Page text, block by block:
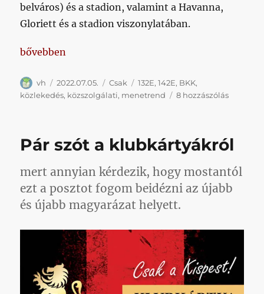
belváros) és a stadion, valamint a Havanna,
Gloriett és a stadion viszonylatában.
„Azért legyen egy kis örömhír is mára: új buszokat
bővebben
Szerző
vh Közzétéve
2022.07.05. Kategória
Csak Címke
132E,142E, BKK,
közlekedés, közszolgálati, menetrend 8 hozzászólásAzért
örömhír
mára:
buszokat
BKK
című
Pár szót a klubkártyákról
mert annyian kérdezik, hogy mostantól
ezt a posztot fogom beidézni az újabb
és újabb magyarázat helyett.